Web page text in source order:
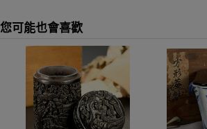
您可能也會喜歡